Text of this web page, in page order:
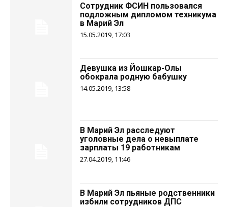
Сотрудник ФСИН пользовался
подложным дипломом техникума
в Марий Эл
15.05.2019, 17:03
Девушка из Йошкар-Олы
обокрала родную бабушку
14.05.2019, 13:58
В Марий Эл расследуют
уголовные дела о невыплате
зарплаты 19 работникам
27.04.2019, 11:46
В Марий Эл пьяные родственники
избили сотрудников ДПС